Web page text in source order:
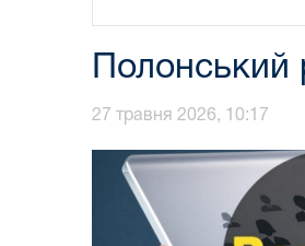
27 травня 2026, 10:17